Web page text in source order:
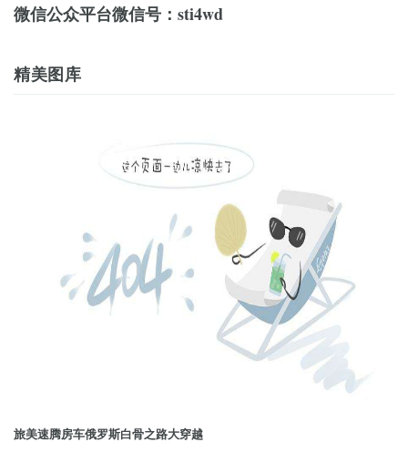
微信公众平台微信号：sti4wd
精美图库
旅美速腾房车俄罗斯白骨之路大穿越